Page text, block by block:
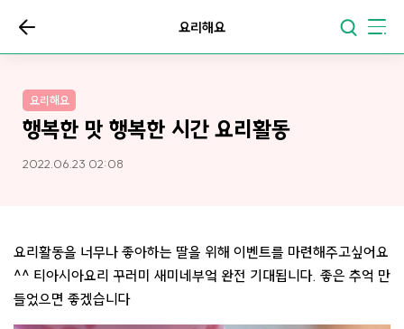
요리해요
요리해요
행복한 맛 행복한 시간 요리활동
2022.06.23 02:08
요리활동을 너무나 좋아하는 딸을 위해 이벤트를 마련해주고싶어요
^^ 티아시아요리 꾸러미 새미네부엌 완전 기대됩니다. 좋은 추억 만
들었으면 좋겠습니다